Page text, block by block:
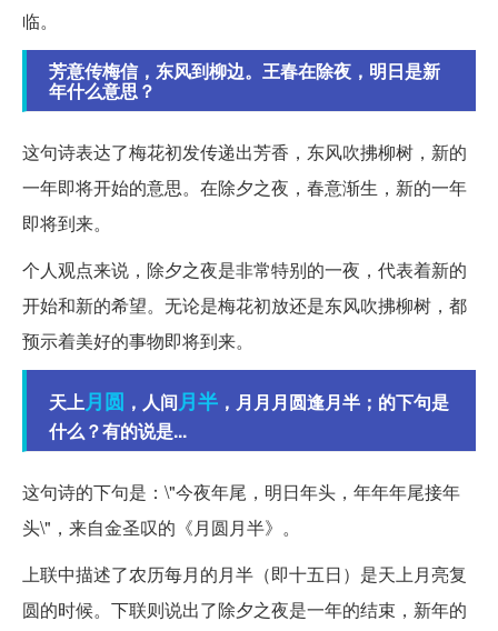
临。
芳意传梅信，东风到柳边。王春在除夜，明日是新
年什么意思？
这句诗表达了梅花初发传递出芳香，东风吹拂柳树，新的
一年即将开始的意思。在除夕之夜，春意渐生，新的一年
即将到来。
个人观点来说，除夕之夜是非常特别的一夜，代表着新的
开始和新的希望。无论是梅花初放还是东风吹拂柳树，都
预示着美好的事物即将到来。
天上月圆 ，人间月半 ，月月月圆逢月半；的下句是
什么？有的说是...
这句诗的下句是：\"今夜年尾，明日年头，年年年尾接年
头\"，来自金圣叹的《月圆月半》。
上联中描述了农历每月的月半（即十五日）是天上月亮复
圆的时候。下联则说出了除夕之夜是一年的结束，新年的